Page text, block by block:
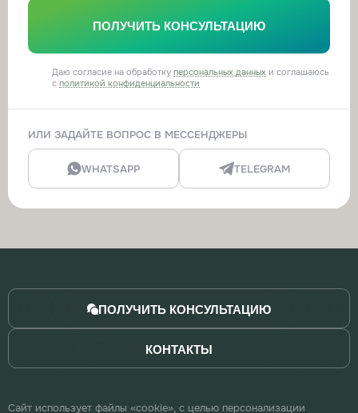
ПОЛУЧИТЬ КОНСУЛЬТАЦИЮ
Даю согласие на обработку персональных данных и соглашаюсь
с политикой конфиденциальности
ИЛИ ЗАДАЙТЕ ВОПРОС В МЕССЕНДЖЕРЫ
WHATSAPP TELEGRAM
ПОЛУЧИТЬ КОНСУЛЬТАЦИЮ
КОНТАКТЫ
Сайт использует файлы «cookie», с целью персонализации